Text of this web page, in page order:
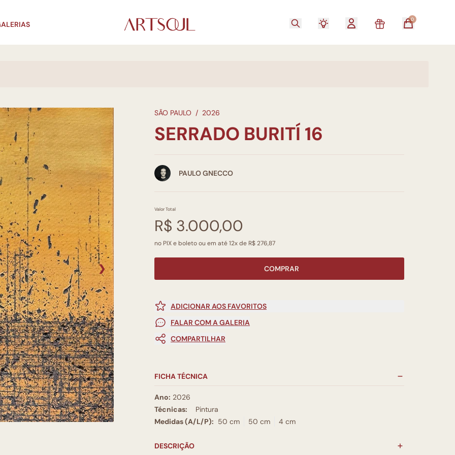
0
❯
SÃO PAULO / 2026
SERRADO BURITÍ 16
PAULO GNECCO
Valor Total
R$ 3.000,00
no PIX e boleto ou em até 12x de R$ 276,87
COMPRAR
ADICIONAR AOS FAVORITOS
FALAR COM A GALERIA
COMPARTILHAR
FICHA TÉCNICA
Ano: 2026
Técnicas:
Pintura
Medidas (A/L/P): 50 cm 50 cm 4 cm
DESCRIÇÃO